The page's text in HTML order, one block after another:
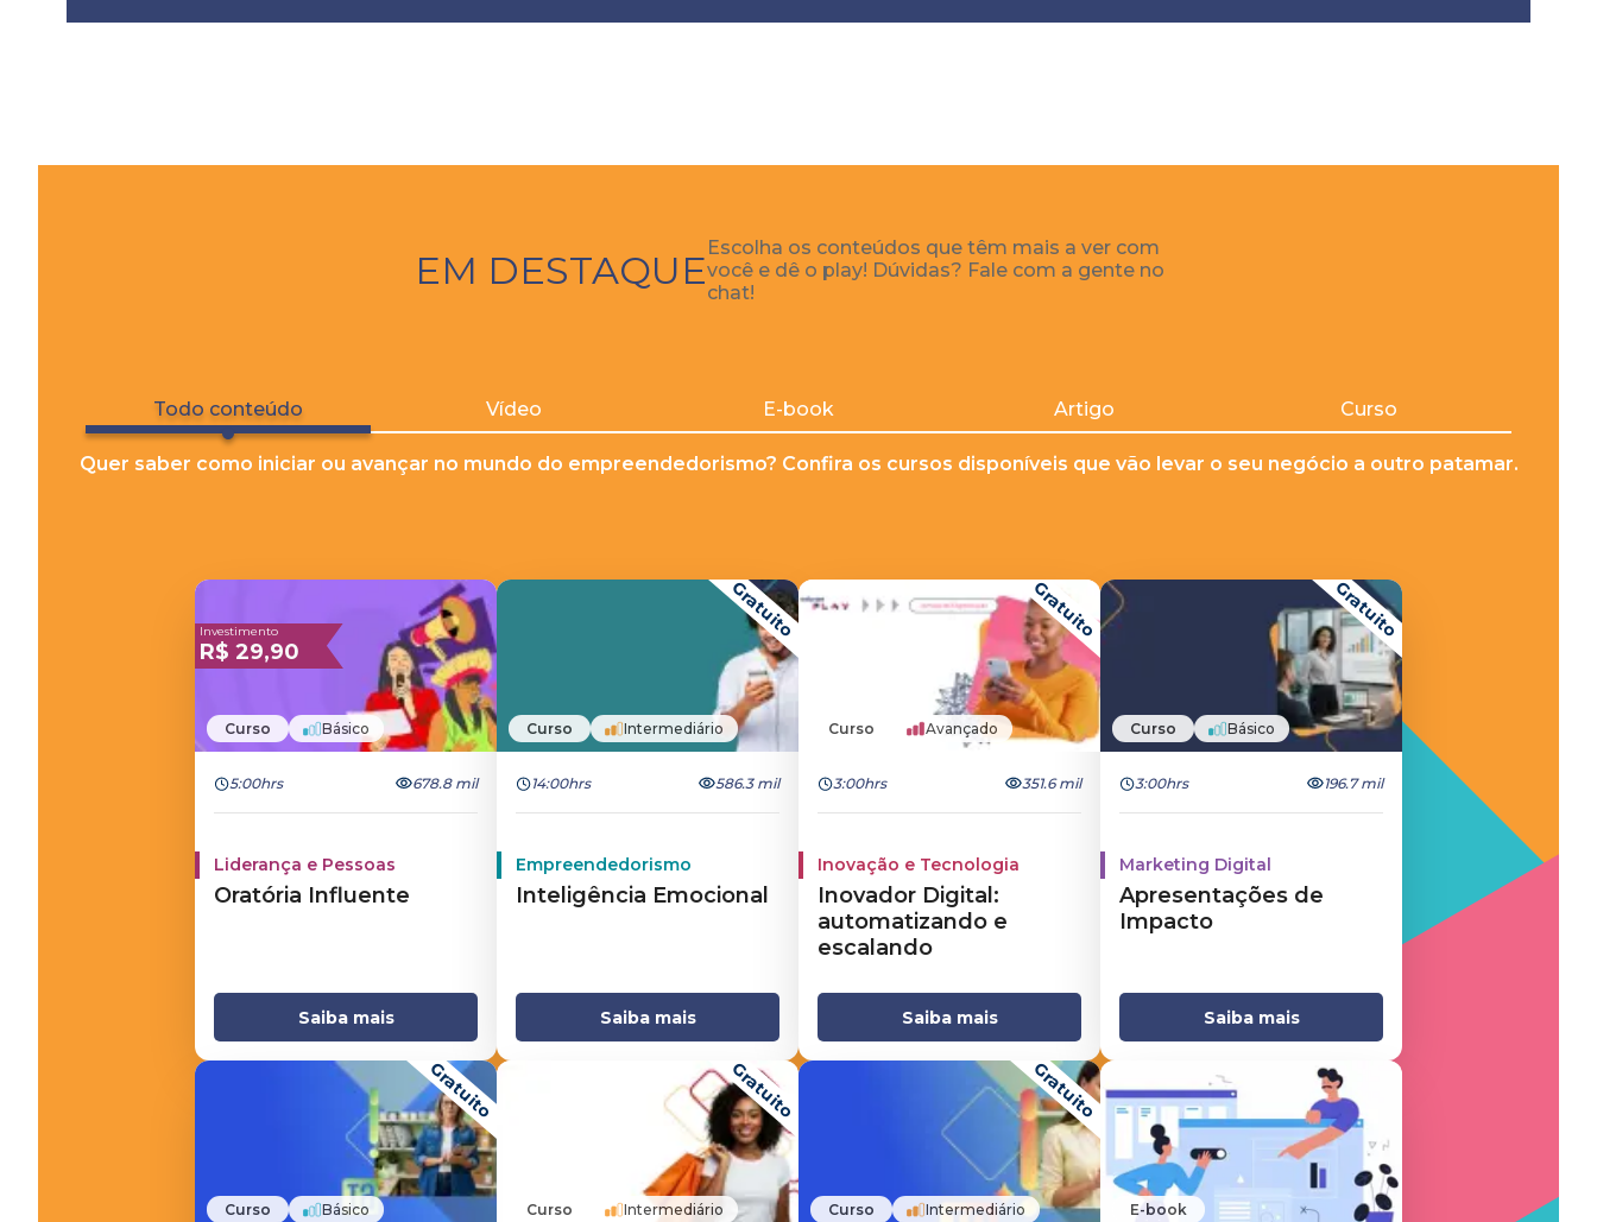
EM DESTAQUE Escolha os conteúdos que têm mais a ver com
você e dê o play! Dúvidas? Fale com a gente no
chat!
Todo conteúdo Vídeo E-book Artigo Curso
Quer saber como iniciar ou avançar no mundo do empreendedorismo? Confira os cursos disponíveis que vão levar o seu negócio a outro patamar.
Investimento
R$ 29,90
Curso Básico
5:00hrs 678.8 mil
Liderança e Pessoas
Oratória Influente
Saiba mais
Gratuito
Curso Intermediário
14:00hrs 586.3 mil
Empreendedorismo
Inteligência Emocional
Saiba mais
Gratuito
Curso Avançado
3:00hrs 351.6 mil
Inovação e Tecnologia
Inovador Digital:
automatizando e
escalando
Saiba mais
Gratuito
Curso Básico
3:00hrs 196.7 mil
Marketing Digital
Apresentações de
Impacto
Saiba mais
Gratuito
Curso Básico
Gratuito
Curso Intermediário
Gratuito
Curso Intermediário E-book